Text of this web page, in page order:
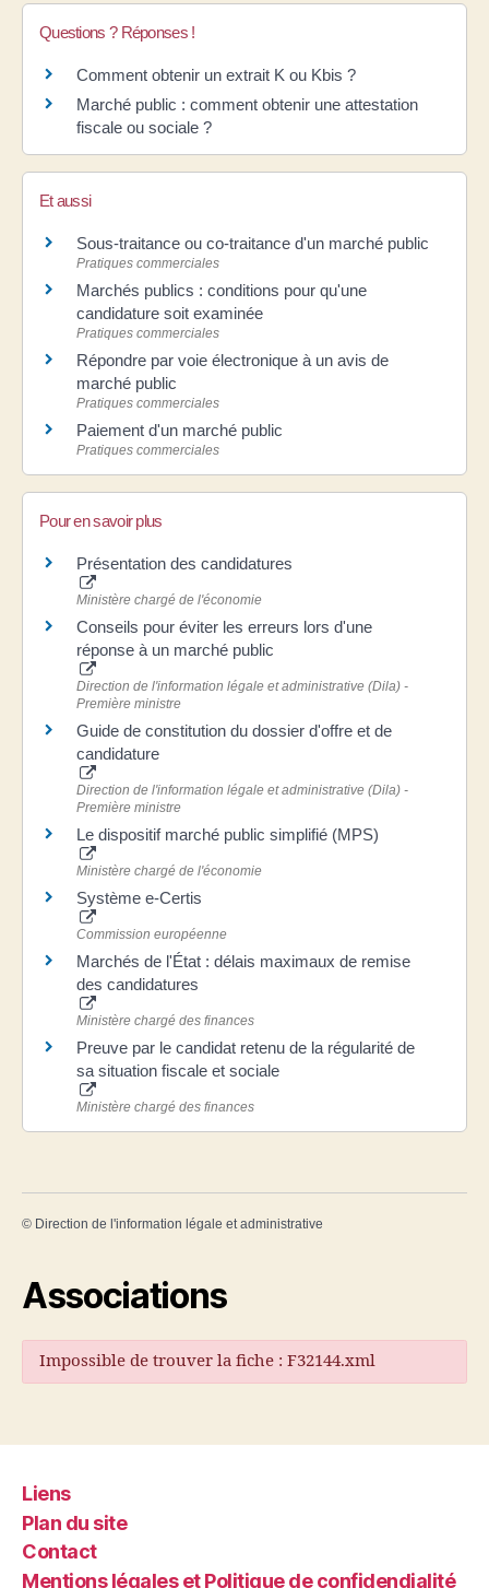
Questions ? Réponses !
Comment obtenir un extrait K ou Kbis ?
Marché public : comment obtenir une attestation
fiscale ou sociale ?
Et aussi
Sous-traitance ou co-traitance d'un marché public
Pratiques commerciales
Marchés publics : conditions pour qu'une
candidature soit examinée
Pratiques commerciales
Répondre par voie électronique à un avis de
marché public
Pratiques commerciales
Paiement d'un marché public
Pratiques commerciales
Pour en savoir plus
Présentation des candidatures
Ministère chargé de l'économie
Conseils pour éviter les erreurs lors d'une
réponse à un marché public
Direction de l'information légale et administrative (Dila) -
Première ministre
Guide de constitution du dossier d'offre et de
candidature
Direction de l'information légale et administrative (Dila) -
Première ministre
Le dispositif marché public simplifié (MPS)
Ministère chargé de l'économie
Système e-Certis
Commission européenne
Marchés de l'État : délais maximaux de remise
des candidatures
Ministère chargé des finances
Preuve par le candidat retenu de la régularité de
sa situation fiscale et sociale
Ministère chargé des finances
© Direction de l'information légale et administrative
Associations
Impossible de trouver la fiche : F32144.xml
Liens
Plan du site
Contact
Mentions légales et Politique de confidendialité